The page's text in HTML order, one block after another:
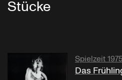
Stücke
Spielzeit
Das